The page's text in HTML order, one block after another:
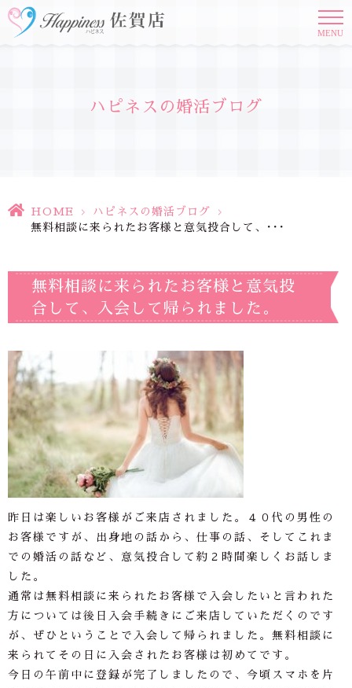
MENU
ハピネスの婚活ブログ
HOME > ハピネスの婚活ブログ
>
無料相談に来られたお客様と意気投合して、･･･
無料相談に来られたお客様と意気投
合して、入会して帰られました。
昨日は楽しいお客様がご来店されました。４０代の男性の
お客様ですが、出身地の話から、仕事の話、そしてこれま
での婚活の話など、意気投合して約２時間楽しくお話しま
した。
通常は無料相談に来られたお客様で入会したいと言われた
方については後日入会手続きにご来店していただくのです
が、ぜひということで入会して帰られました。無料相談に
来られてその日に 入会されたお客様は初めてです。
今日の午前中に登録が完了しましたので、今頃スマホを片